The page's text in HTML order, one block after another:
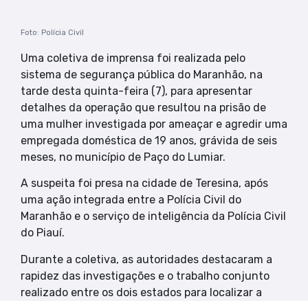
Foto: Polícia Civil
Uma coletiva de imprensa foi realizada pelo
sistema de segurança pública do Maranhão, na
tarde desta quinta-feira (7), para apresentar
detalhes da operação que resultou na prisão de
uma mulher investigada por ameaçar e agredir uma
empregada doméstica de 19 anos, grávida de seis
meses, no município de Paço do Lumiar.
A suspeita foi presa na cidade de Teresina, após
uma ação integrada entre a Polícia Civil do
Maranhão e o serviço de inteligência da Polícia Civil
do Piauí.
Durante a coletiva, as autoridades destacaram a
rapidez das investigações e o trabalho conjunto
realizado entre os dois estados para localizar a